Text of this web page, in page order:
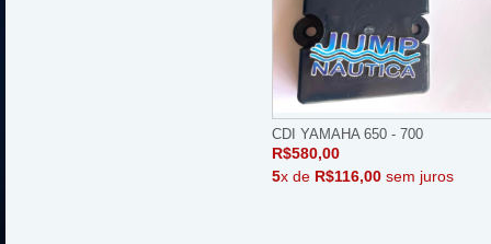
CDI YAMAHA 650 - 700
R$580,00
5x de R$116,00 sem juros